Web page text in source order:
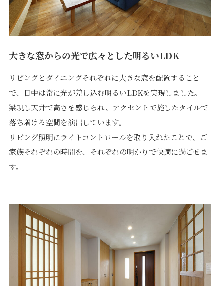
大きな窓からの光で広々とした明るいLDK
リビングとダイニングそれぞれに大きな窓を配置すること
で、日中は常に光が差し込む明るいLDKを実現しました。
梁現し天井で高さを感じられ、アクセントで施したタイルで
落ち着ける空間を演出しています。
リビング照明にライトコントロールを取り入れたことで、ご
家族それぞれの時間を、それぞれの明かりで快適に過ごせま
す。